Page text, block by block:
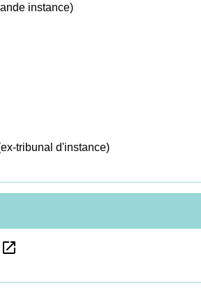
instance)
tribunal d'instance)
open_in_new